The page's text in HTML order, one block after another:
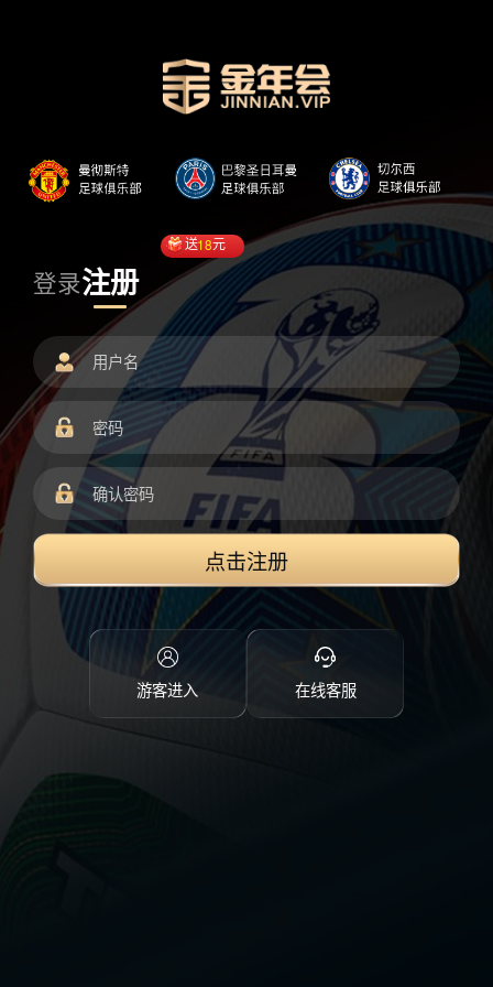
登录注册
送18元
点击注册
游客进入 在线客服